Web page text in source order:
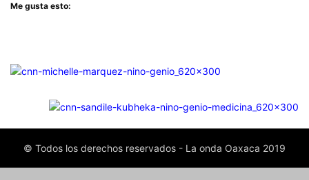
Me gusta esto:
© Todos los derechos reservados - La onda Oaxaca 2019